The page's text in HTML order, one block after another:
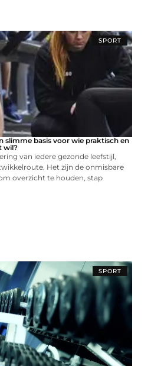
SPORT
slimme basis voor wie praktisch en
wil?
van iedere gezonde leefstijl,
Het zijn de onmisbare
overzicht te houden, stap
SPORT